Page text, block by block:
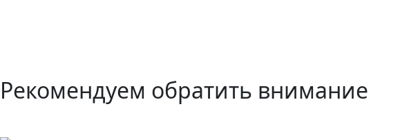
Рекомендуем обратить внимание